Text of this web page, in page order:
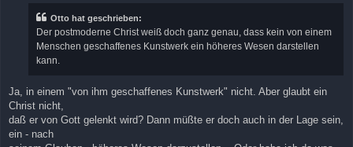
Otto hat geschrieben:
Der postmoderne Christ weiß doch ganz genau, dass kein von einem
Menschen geschaffenes Kunstwerk ein höheres Wesen darstellen
kann.
Ja, in einem "von ihm geschaffenes Kunstwerk" nicht. Aber glaubt ein
Christ nicht,
daß er von Gott gelenkt wird? Dann müßte er doch auch in der Lage sein,
ein - nach